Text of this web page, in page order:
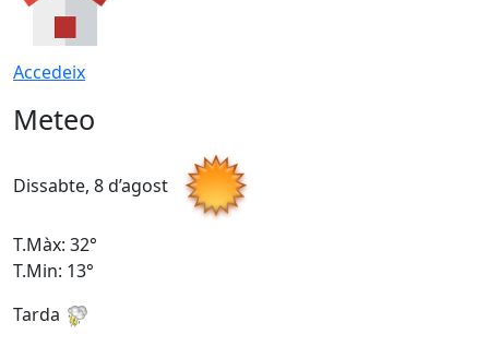
Accedeix
Meteo
Dissabte, 8 d’agost
T.Màx: 32°
T.Min: 13°
Tarda